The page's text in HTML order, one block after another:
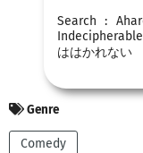
Search :
ははかれない
Genre
Comedy